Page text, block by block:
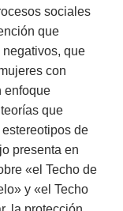
sociales
que
que
con
enfoque
que
de
presenta en
«el Techo de
y «el Techo